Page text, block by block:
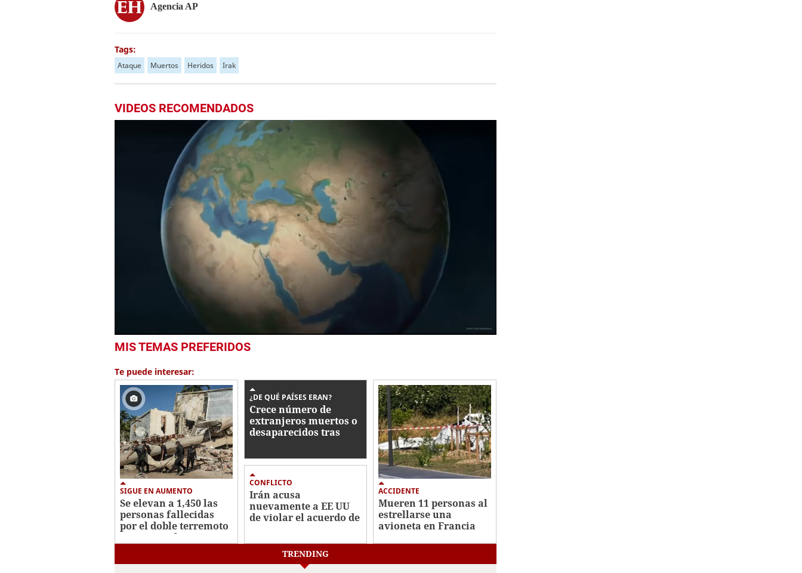
Agencia AP
Tags:
Ataque Muertos Heridos Irak
VIDEOS RECOMENDADOS
seconds
2
minutes,
32
seconds
Volume
0%
MIS TEMAS PREFERIDOS
Te puede interesar:
SIGUE EN AUMENTO
Se elevan a 1,450 las
personas fallecidas
por el doble terremoto
en Venezuela
¿DE QUÉ PAÍSES ERAN?
Crece número de
extranjeros muertos o
desaparecidos tras
CONFLICTO
Irán acusa
nuevamente a EE UU
de violar el acuerdo de
bombardeos
ACCIDENTE
Mueren 11 personas al
estrellarse una
avioneta en Francia
TRENDING